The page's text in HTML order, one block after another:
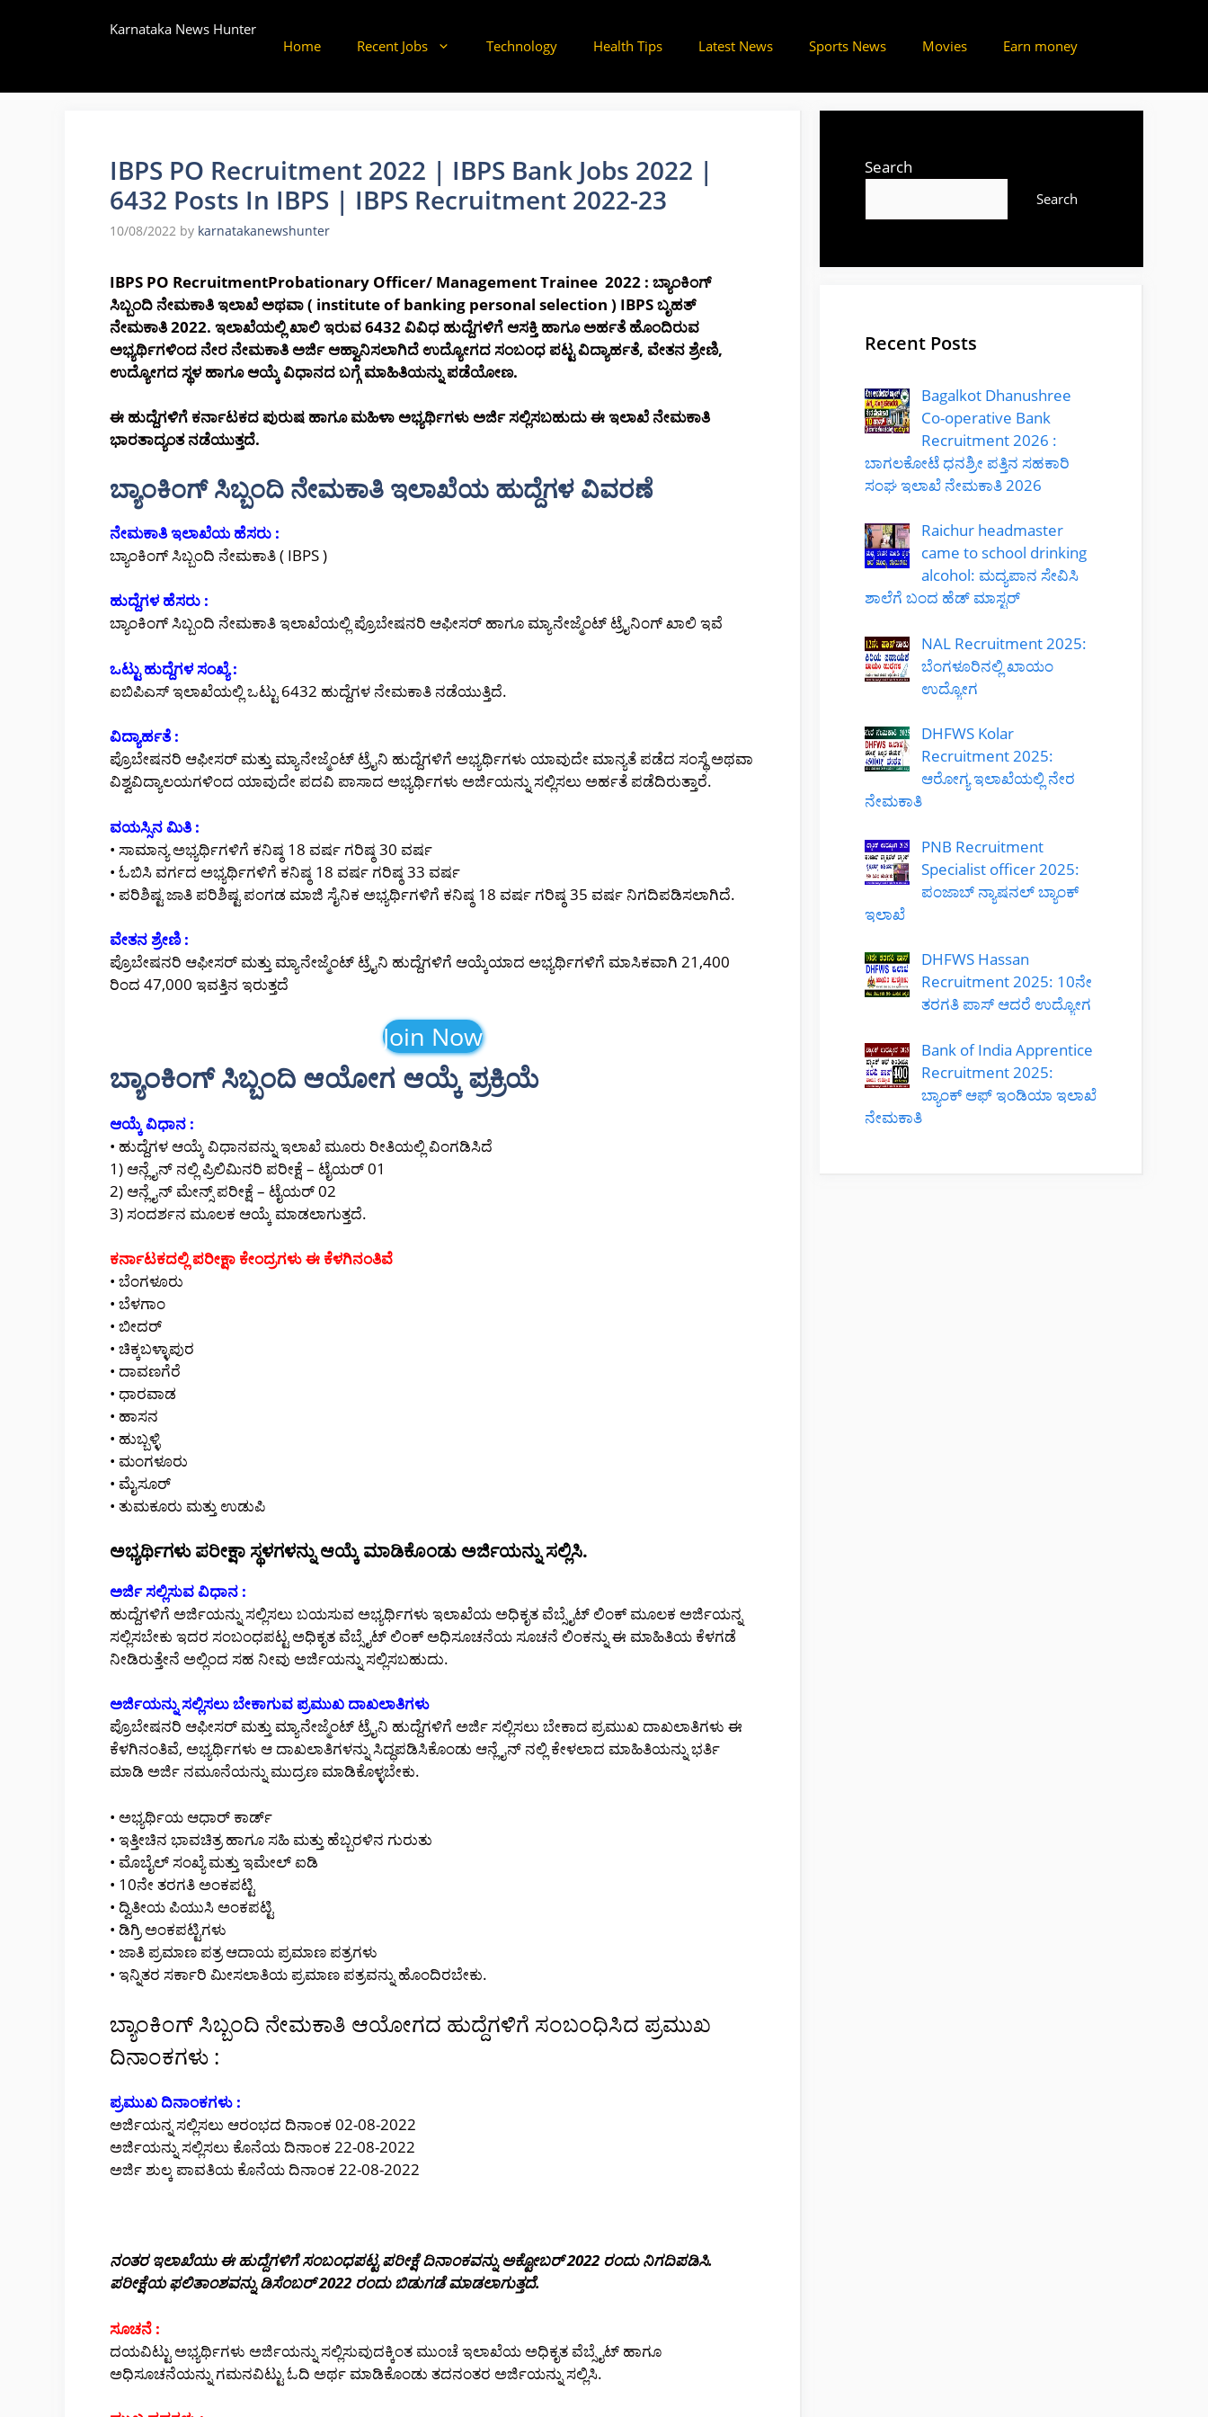
Karnataka News Hunter
Home
Recent Jobs Technology Health Tips Latest News Sports News Movies Earn money
IBPS PO Recruitment 2022 | IBPS Bank Jobs 2022 |
6432 Posts In IBPS | IBPS Recruitment 2022-23
10/08/2022 by karnatakanewshunter
IBPS PO RecruitmentProbationary Officer/ Management Trainee 2022 : ಬ್ಯಾಂಕಿಂಗ್
ಸಿಬ್ಬಂದಿ ನೇಮಕಾತಿ ಇಲಾಖೆ ಅಥವಾ ( institute of banking personal selection ) IBPS ಬೃಹತ್
ನೇಮಕಾತಿ 2022. ಇಲಾಖೆಯಲ್ಲಿ ಖಾಲಿ ಇರುವ 6432 ವಿವಿಧ ಹುದ್ದೆಗಳಿಗೆ ಆಸಕ್ತಿ ಹಾಗೂ ಅರ್ಹತೆ ಹೊಂದಿರುವ
ಅಭ್ಯರ್ಥಿಗಳಿಂದ ನೇರ ನೇಮಕಾತಿ ಅರ್ಜಿ ಆಹ್ವಾನಿಸಲಾಗಿದೆ ಉದ್ಯೋಗದ ಸಂಬಂಧ ಪಟ್ಟ ವಿದ್ಯಾರ್ಹತೆ, ವೇತನ ಶ್ರೇಣಿ,
ಉದ್ಯೋಗದ ಸ್ಥಳ ಹಾಗೂ ಆಯ್ಕೆ ವಿಧಾನದ ಬಗ್ಗೆ ಮಾಹಿತಿಯನ್ನು ಪಡೆಯೋಣ.
ಈ ಹುದ್ದೆಗಳಿಗೆ ಕರ್ನಾಟಕದ ಪುರುಷ ಹಾಗೂ ಮಹಿಳಾ ಅಭ್ಯರ್ಥಿಗಳು ಅರ್ಜಿ ಸಲ್ಲಿಸಬಹುದು ಈ ಇಲಾಖೆ ನೇಮಕಾತಿ
ಭಾರತಾದ್ಯಂತ ನಡೆಯುತ್ತದೆ.
ಬ್ಯಾಂಕಿಂಗ್ ಸಿಬ್ಬಂದಿ ನೇಮಕಾತಿ ಇಲಾಖೆಯ ಹುದ್ದೆಗಳ ವಿವರಣೆ
ನೇಮಕಾತಿ ಇಲಾಖೆಯ ಹೆಸರು :
ಬ್ಯಾಂಕಿಂಗ್ ಸಿಬ್ಬಂದಿ ನೇಮಕಾತಿ ( IBPS )
ಹುದ್ದೆಗಳ ಹೆಸರು :
ಬ್ಯಾಂಕಿಂಗ್ ಸಿಬ್ಬಂದಿ ನೇಮಕಾತಿ ಇಲಾಖೆಯಲ್ಲಿ ಪ್ರೊಬೇಷನರಿ ಆಫೀಸರ್ ಹಾಗೂ ಮ್ಯಾನೇಜ್ಮೆಂಟ್ ಟ್ರೈನಿಂಗ್ ಖಾಲಿ ಇವೆ
ಒಟ್ಟು ಹುದ್ದೆಗಳ ಸಂಖ್ಯೆ :
ಐಬಿಪಿಎಸ್ ಇಲಾಖೆಯಲ್ಲಿ ಒಟ್ಟು 6432 ಹುದ್ದೆಗಳ ನೇಮಕಾತಿ ನಡೆಯುತ್ತಿದೆ.
ವಿದ್ಯಾರ್ಹತೆ :
ಪ್ರೊಬೇಷನರಿ ಆಫೀಸರ್ ಮತ್ತು ಮ್ಯಾನೇಜ್ಮೆಂಟ್ ಟ್ರೈನಿ ಹುದ್ದೆಗಳಿಗೆ ಅಭ್ಯರ್ಥಿಗಳು ಯಾವುದೇ ಮಾನ್ಯತೆ ಪಡೆದ ಸಂಸ್ಥೆ ಅಥವಾ
ವಿಶ್ವವಿದ್ಯಾಲಯಗಳಿಂದ ಯಾವುದೇ ಪದವಿ ಪಾಸಾದ ಅಭ್ಯರ್ಥಿಗಳು ಅರ್ಜಿಯನ್ನು ಸಲ್ಲಿಸಲು ಅರ್ಹತೆ ಪಡೆದಿರುತ್ತಾರೆ.
ವಯಸ್ಸಿನ ಮಿತಿ :
• ಸಾಮಾನ್ಯ ಅಭ್ಯರ್ಥಿಗಳಿಗೆ ಕನಿಷ್ಠ 18 ವರ್ಷ ಗರಿಷ್ಠ 30 ವರ್ಷ
• ಓಬಿಸಿ ವರ್ಗದ ಅಭ್ಯರ್ಥಿಗಳಿಗೆ ಕನಿಷ್ಠ 18 ವರ್ಷ ಗರಿಷ್ಠ 33 ವರ್ಷ
• ಪರಿಶಿಷ್ಟ ಜಾತಿ ಪರಿಶಿಷ್ಟ ಪಂಗಡ ಮಾಜಿ ಸೈನಿಕ ಅಭ್ಯರ್ಥಿಗಳಿಗೆ ಕನಿಷ್ಠ 18 ವರ್ಷ ಗರಿಷ್ಠ 35 ವರ್ಷ ನಿಗದಿಪಡಿಸಲಾಗಿದೆ.
ವೇತನ ಶ್ರೇಣಿ :
ಪ್ರೊಬೇಷನರಿ ಆಫೀಸರ್ ಮತ್ತು ಮ್ಯಾನೇಜ್ಮೆಂಟ್ ಟ್ರೈನಿ ಹುದ್ದೆಗಳಿಗೆ ಆಯ್ಕೆಯಾದ ಅಭ್ಯರ್ಥಿಗಳಿಗೆ ಮಾಸಿಕವಾಗಿ 21,400
ರಿಂದ 47,000 ಇವತ್ತಿನ ಇರುತ್ತದೆ
Join Now
ಬ್ಯಾಂಕಿಂಗ್ ಸಿಬ್ಬಂದಿ ಆಯೋಗ ಆಯ್ಕೆ ಪ್ರಕ್ರಿಯೆ
ಆಯ್ಕೆ ವಿಧಾನ :
• ಹುದ್ದೆಗಳ ಆಯ್ಕೆ ವಿಧಾನವನ್ನು ಇಲಾಖೆ ಮೂರು ರೀತಿಯಲ್ಲಿ ವಿಂಗಡಿಸಿದೆ
1) ಆನ್ಲೈನ್ ನಲ್ಲಿ ಪ್ರಿಲಿಮಿನರಿ ಪರೀಕ್ಷೆ – ಟೈಯರ್ 01
2) ಆನ್ಲೈನ್ ಮೇನ್ಸ್ ಪರೀಕ್ಷೆ – ಟೈಯರ್ 02
3) ಸಂದರ್ಶನ ಮೂಲಕ ಆಯ್ಕೆ ಮಾಡಲಾಗುತ್ತದೆ.
ಕರ್ನಾಟಕದಲ್ಲಿ ಪರೀಕ್ಷಾ ಕೇಂದ್ರಗಳು ಈ ಕೆಳಗಿನಂತಿವೆ
• ಬೆಂಗಳೂರು
• ಬೆಳಗಾಂ
• ಬೀದರ್
• ಚಿಕ್ಕಬಳ್ಳಾಪುರ
• ದಾವಣಗೆರೆ
• ಧಾರವಾಡ
• ಹಾಸನ
• ಹುಬ್ಬಳ್ಳಿ
• ಮಂಗಳೂರು
• ಮೈಸೂರ್
• ತುಮಕೂರು ಮತ್ತು ಉಡುಪಿ
ಅಭ್ಯರ್ಥಿಗಳು ಪರೀಕ್ಷಾ ಸ್ಥಳಗಳನ್ನು ಆಯ್ಕೆ ಮಾಡಿಕೊಂಡು ಅರ್ಜಿಯನ್ನು ಸಲ್ಲಿಸಿ.
ಅರ್ಜಿ ಸಲ್ಲಿಸುವ ವಿಧಾನ :
ಹುದ್ದೆಗಳಿಗೆ ಅರ್ಜಿಯನ್ನು ಸಲ್ಲಿಸಲು ಬಯಸುವ ಅಭ್ಯರ್ಥಿಗಳು ಇಲಾಖೆಯ ಅಧಿಕೃತ ವೆಬ್ಸೈಟ್ ಲಿಂಕ್ ಮೂಲಕ ಅರ್ಜಿಯನ್ನ
ಸಲ್ಲಿಸಬೇಕು ಇದರ ಸಂಬಂಧಪಟ್ಟ ಅಧಿಕೃತ ವೆಬ್ಸೈಟ್ ಲಿಂಕ್ ಅಧಿಸೂಚನೆಯ ಸೂಚನೆ ಲಿಂಕನ್ನು ಈ ಮಾಹಿತಿಯ ಕೆಳಗಡೆ
ನೀಡಿರುತ್ತೇನೆ ಅಲ್ಲಿಂದ ಸಹ ನೀವು ಅರ್ಜಿಯನ್ನು ಸಲ್ಲಿಸಬಹುದು.
ಅರ್ಜಿಯನ್ನು ಸಲ್ಲಿಸಲು ಬೇಕಾಗುವ ಪ್ರಮುಖ ದಾಖಲಾತಿಗಳು
ಪ್ರೊಬೇಷನರಿ ಆಫೀಸರ್ ಮತ್ತು ಮ್ಯಾನೇಜ್ಮೆಂಟ್ ಟ್ರೈನಿ ಹುದ್ದೆಗಳಿಗೆ ಅರ್ಜಿ ಸಲ್ಲಿಸಲು ಬೇಕಾದ ಪ್ರಮುಖ ದಾಖಲಾತಿಗಳು ಈ
ಕೆಳಗಿನಂತಿವೆ, ಅಭ್ಯರ್ಥಿಗಳು ಆ ದಾಖಲಾತಿಗಳನ್ನು ಸಿದ್ಧಪಡಿಸಿಕೊಂಡು ಆನ್ಲೈನ್ ನಲ್ಲಿ ಕೇಳಲಾದ ಮಾಹಿತಿಯನ್ನು ಭರ್ತಿ
ಮಾಡಿ ಅರ್ಜಿ ನಮೂನೆಯನ್ನು ಮುದ್ರಣ ಮಾಡಿಕೊಳ್ಳಬೇಕು.
• ಅಭ್ಯರ್ಥಿಯ ಆಧಾರ್ ಕಾರ್ಡ್
• ಇತ್ತೀಚಿನ ಭಾವಚಿತ್ರ ಹಾಗೂ ಸಹಿ ಮತ್ತು ಹೆಬ್ಬರಳಿನ ಗುರುತು
• ಮೊಬೈಲ್ ಸಂಖ್ಯೆ ಮತ್ತು ಇಮೇಲ್ ಐಡಿ
• 10ನೇ ತರಗತಿ ಅಂಕಪಟ್ಟಿ
• ದ್ವಿತೀಯ ಪಿಯುಸಿ ಅಂಕಪಟ್ಟಿ
• ಡಿಗ್ರಿ ಅಂಕಪಟ್ಟಿಗಳು
• ಜಾತಿ ಪ್ರಮಾಣ ಪತ್ರ ಆದಾಯ ಪ್ರಮಾಣ ಪತ್ರಗಳು
• ಇನ್ನಿತರ ಸರ್ಕಾರಿ ಮೀಸಲಾತಿಯ ಪ್ರಮಾಣ ಪತ್ರವನ್ನು ಹೊಂದಿರಬೇಕು.
ಬ್ಯಾಂಕಿಂಗ್ ಸಿಬ್ಬಂದಿ ನೇಮಕಾತಿ ಆಯೋಗದ ಹುದ್ದೆಗಳಿಗೆ ಸಂಬಂಧಿಸಿದ ಪ್ರಮುಖ
ದಿನಾಂಕಗಳು :
ಪ್ರಮುಖ ದಿನಾಂಕಗಳು :
ಅರ್ಜಿಯನ್ನ ಸಲ್ಲಿಸಲು ಆರಂಭದ ದಿನಾಂಕ 02-08-2022
ಅರ್ಜಿಯನ್ನು ಸಲ್ಲಿಸಲು ಕೊನೆಯ ದಿನಾಂಕ 22-08-2022
ಅರ್ಜಿ ಶುಲ್ಕ ಪಾವತಿಯ ಕೊನೆಯ ದಿನಾಂಕ 22-08-2022
ನಂತರ ಇಲಾಖೆಯು ಈ ಹುದ್ದೆಗಳಿಗೆ ಸಂಬಂಧಪಟ್ಟ ಪರೀಕ್ಷೆ ದಿನಾಂಕವನ್ನು ಅಕ್ಟೋಬರ್ 2022 ರಂದು ನಿಗದಿಪಡಿಸಿ.
ಪರೀಕ್ಷೆಯ ಫಲಿತಾಂಶವನ್ನು ಡಿಸೆಂಬರ್ 2022 ರಂದು ಬಿಡುಗಡೆ ಮಾಡಲಾಗುತ್ತದೆ.
ಸೂಚನೆ :
ದಯವಿಟ್ಟು ಅಭ್ಯರ್ಥಿಗಳು ಅರ್ಜಿಯನ್ನು ಸಲ್ಲಿಸುವುದಕ್ಕಿಂತ ಮುಂಚೆ ಇಲಾಖೆಯ ಅಧಿಕೃತ ವೆಬ್ಸೈಟ್ ಹಾಗೂ
ಅಧಿಸೂಚನೆಯನ್ನು ಗಮನವಿಟ್ಟು ಓದಿ ಅರ್ಥ ಮಾಡಿಕೊಂಡು ತದನಂತರ ಅರ್ಜಿಯನ್ನು ಸಲ್ಲಿಸಿ.
Search
Search
Recent Posts
Bagalkot Dhanushree
Co-operative Bank
Recruitment 2026 :
ಬಾಗಲಕೋಟೆ ಧನಶ್ರೀ ಪತ್ತಿನ ಸಹಕಾರಿ
ಸಂಘ ಇಲಾಖೆ ನೇಮಕಾತಿ 2026
Raichur headmaster
came to school drinking
alcohol: ಮದ್ಯಪಾನ ಸೇವಿಸಿ
ಶಾಲೆಗೆ ಬಂದ ಹೆಡ್ ಮಾಸ್ಟರ್
NAL Recruitment 2025:
ಬೆಂಗಳೂರಿನಲ್ಲಿ ಖಾಯಂ
ಉದ್ಯೋಗ
DHFWS Kolar
Recruitment 2025:
ಆರೋಗ್ಯ ಇಲಾಖೆಯಲ್ಲಿ ನೇರ
ನೇಮಕಾತಿ
PNB Recruitment
Specialist officer 2025:
ಪಂಜಾಬ್ ನ್ಯಾಷನಲ್ ಬ್ಯಾಂಕ್
ಇಲಾಖೆ
DHFWS Hassan
Recruitment 2025: 10ನೇ
ತರಗತಿ ಪಾಸ್ ಆದರೆ ಉದ್ಯೋಗ
Bank of India Apprentice
Recruitment 2025:
ಬ್ಯಾಂಕ್ ಆಫ್ ಇಂಡಿಯಾ ಇಲಾಖೆ
ನೇಮಕಾತಿ